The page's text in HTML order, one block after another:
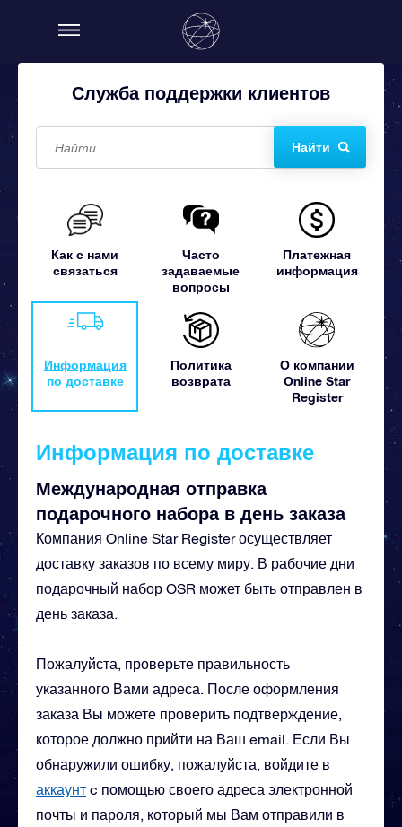
Служба поддержки клиентов
Найти
Как с нами
связаться
Часто
задаваемые
вопросы
Платежная
информация
Информация
по доставке
Политика
возврата
О компании
Online Star
Register
Информация по доставке
Международная отправка
подарочного набора в день заказа
Компания Online Star Register осуществляет
доставку заказов по всему миру. В рабочие дни
подарочный набор OSR может быть отправлен в
день заказа.
Пожалуйста, проверьте правильность
указанного Вами адреса. После оформления
заказа Вы можете проверить подтверждение,
которое должно прийти на Ваш email. Если Вы
обнаружили ошибку, пожалуйста, войдите в
аккаунт c помощью своего адреса электронной
почты и пароля, который мы Вам отправили в